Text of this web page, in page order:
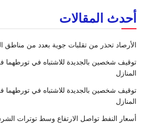
أحدث المقالات
الأرصاد تحذر من تقلبات جوية بعدد من مناطق
توقيف شخصين بالجديدة للاشتباه في
المنازل
توقيف شخصين بالجديدة للاشتباه في
المنازل
أسعار النفط تواصل الارتفاع وسط توترات